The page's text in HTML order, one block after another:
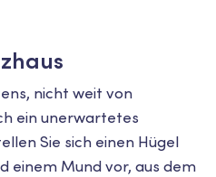
nicht weit von
ein unerwartetes
Sie sich einen Hügel
einem Mund vor, aus dem